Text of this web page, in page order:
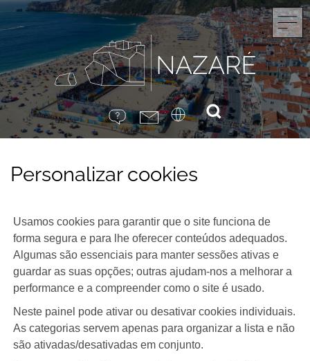
Personalizar cookies
Usamos cookies para garantir que o site funciona de
forma segura e para lhe oferecer conteúdos adequados.
Algumas são essenciais para manter sessões ativas e
guardar as suas opções; outras ajudam-nos a melhorar a
performance e a compreender como o site é usado.
Neste painel pode ativar ou desativar cookies individuais.
As categorias servem apenas para organizar a lista e não
são ativadas/desativadas em conjunto.